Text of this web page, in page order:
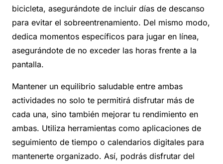
bicicleta, asegurándote de incluir días de descanso
para evitar el sobreentrenamiento. Del mismo modo,
dedica momentos específicos para jugar en línea,
asegurándote de no exceder las horas frente a la
pantalla.
Mantener un equilibrio saludable entre ambas
actividades no solo te permitirá disfrutar más de
cada una, sino también mejorar tu rendimiento en
ambas. Utiliza herramientas como aplicaciones de
seguimiento de tiempo o calendarios digitales para
mantenerte organizado. Así, podrás disfrutar del